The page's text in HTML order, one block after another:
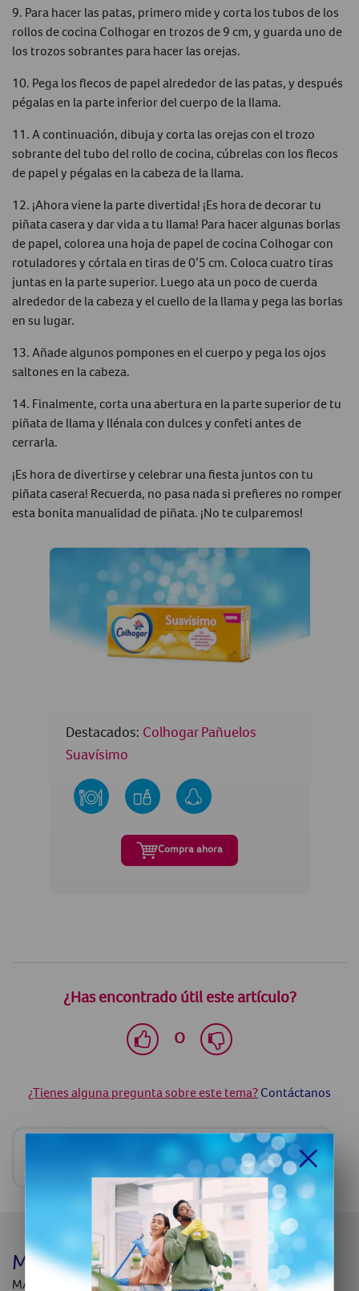
Destacados: Colhogar Pañuelos
Suavísimo
Compra ahora
9. Para hacer las patas, primero mide y corta los tubos de los
rollos de cocina Colhogar en trozos de 9 cm, y guarda uno de
los trozos sobrantes para hacer las orejas.
10. Pega los flecos de papel alrededor de las patas, y después
pégalas en la parte inferior del cuerpo de la llama.
11. A continuación, dibuja y corta las orejas con el trozo
sobrante del tubo del rollo de cocina, cúbrelas con los flecos
de papel y pégalas en la cabeza de la llama.
12. ¡Ahora viene la parte divertida! ¡Es hora de decorar tu
piñata casera y dar vida a tu llama! Para hacer algunas borlas
de papel, colorea una hoja de papel de cocina Colhogar con
rotuladores y córtala en tiras de 0’5 cm. Coloca cuatro tiras
juntas en la parte superior. Luego ata un poco de cuerda
alrededor de la cabeza y el cuello de la llama y pega las borlas
en su lugar.
13. Añade algunos pompones en el cuerpo y pega los ojos
saltones en la cabeza.
14. Finalmente, corta una abertura en la parte superior de tu
piñata de llama y llénala con dulces y confeti antes de
cerrarla.
¡Es hora de divertirse y celebrar una fiesta juntos con tu
piñata casera! Recuerda, no pasa nada si prefieres no romper
esta bonita manualidad de piñata. ¡No te culparemos!
¿Has encontrado útil este artículo?
O
¿Tienes alguna pregunta sobre este tema? Contáctanos
MAVENS COPY
MAVENS COPY